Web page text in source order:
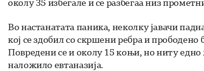
околу 35 избегале и се разбегаа низ
Во настанатата паника, неколку јавачи
кој се здобил со скршени ребра и
Повредени се и околу 15 коњи, но ниту
наложило евтаназија.